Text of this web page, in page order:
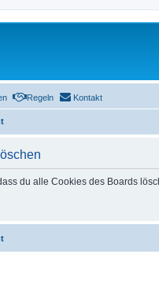
Regeln Kontakt
du alle Cookies des Boards